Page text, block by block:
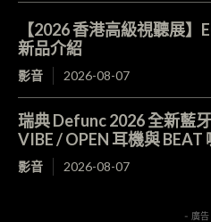
【2026 香港高級視聽展
新品介紹
影音 2026-08-07
瑞典 Defunc 2026 全新藍
VIBE / OPEN 耳機與 BEAT
影音 2026-08-07
- 廣